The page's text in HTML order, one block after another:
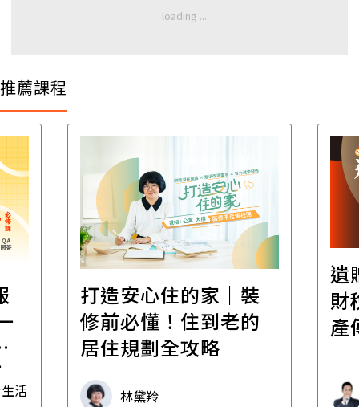
推薦課程
活
打造安心住的家｜裝
修前必懂！住到老的
居住規劃全攻略
林黛羚
遺
財
產